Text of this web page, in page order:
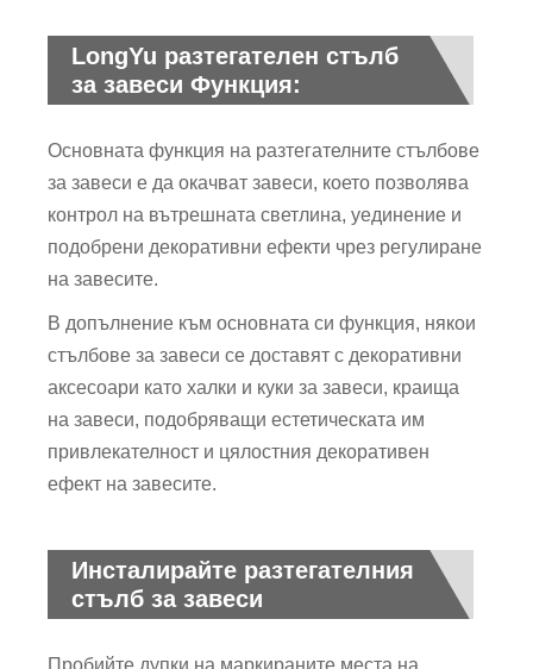
LongYu разтегателен стълб
за завеси Функция:
Основната функция на разтегателните стълбове
за завеси е да окачват завеси, което позволява
контрол на вътрешната светлина, уединение и
подобрени декоративни ефекти чрез регулиране
на завесите.
В допълнение към основната си функция, някои
стълбове за завеси се доставят с декоративни
аксесоари като халки и куки за завеси, краища
на завеси, подобряващи естетическата им
привлекателност и цялостния декоративен
ефект на завесите.
Инсталирайте разтегателния
стълб за завеси